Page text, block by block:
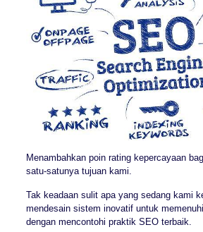
Menambahkan poin rating kepercayaan
satu-satunya tujuan kami.
Tak keadaan sulit apa yang sedang kami
mendesain sistem inovatif untuk
dengan mencontohi praktik SEO terbaik.